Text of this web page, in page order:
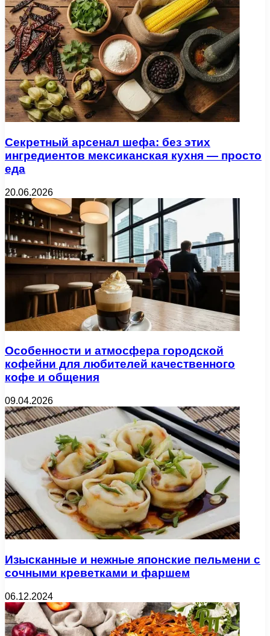
Секретный арсенал шефа: без этих
ингредиентов мексиканская кухня — просто
еда
20.06.2026
Особенности и атмосфера городской
кофейни для любителей качественного
кофе и общения
09.04.2026
Изысканные и нежные японские пельмени с
сочными креветками и фаршем
06.12.2024